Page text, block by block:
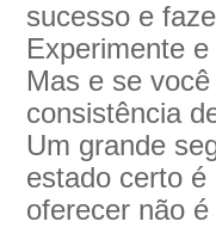
sucesso e
Experimente
Mas e se
consistência
Um grande
estado certo
oferecer não